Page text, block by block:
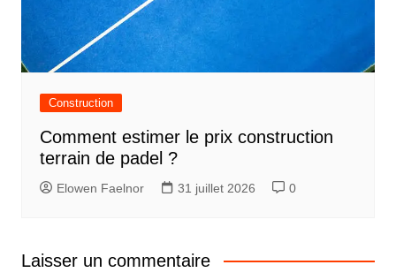
Construction
Comment estimer le prix construction
terrain de padel ?
Elowen Faelnor 31 juillet 2026 0
Laisser un commentaire